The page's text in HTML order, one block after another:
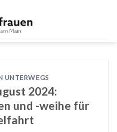
UNTERWEGS
2024:
und -weihe für